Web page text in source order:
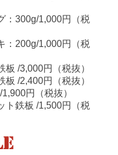
：300g/1,000円（税
：200g/1,000円（税
板 /3,000円
（税抜）
板 /2,400円
（税抜）
/1,900円
（税抜）
ト鉄板 /1,500円
（税